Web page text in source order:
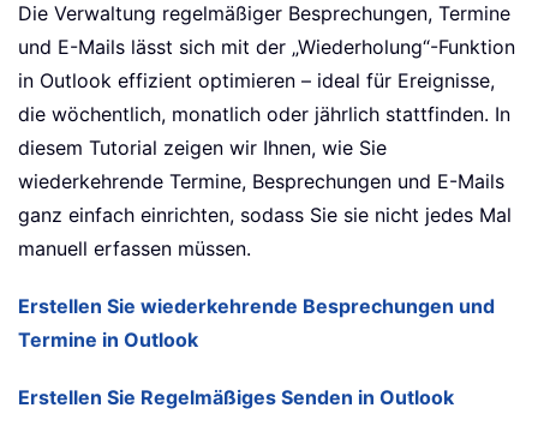
Die Verwaltung regelmäßiger Besprechungen, Termine
und E-Mails lässt sich mit der „Wiederholung“-Funktion
in Outlook effizient optimieren – ideal für Ereignisse,
die wöchentlich, monatlich oder jährlich stattfinden. In
diesem Tutorial zeigen wir Ihnen, wie Sie
wiederkehrende Termine, Besprechungen und E-Mails
ganz einfach einrichten, sodass Sie sie nicht jedes Mal
manuell erfassen müssen.
Erstellen Sie wiederkehrende Besprechungen und
Termine in Outlook
Erstellen Sie Regelmäßiges Senden in Outlook